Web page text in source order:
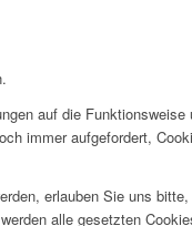
auf die
immer aufgefordert,
erlauben Sie uns
alle gesetzten